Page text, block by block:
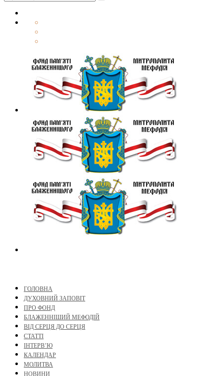
ГОЛОВНА
ДУХОВНИЙ ЗАПОВІТ
ПРО ФОНД
БЛАЖЕННІШИЙ МЕФОДІЙ
ВІД СЕРЦЯ ДО СЕРЦЯ
СТАТТІ
ІНТЕРВ’Ю
КАЛЕНДАР
МОЛИТВА
НОВИНИ